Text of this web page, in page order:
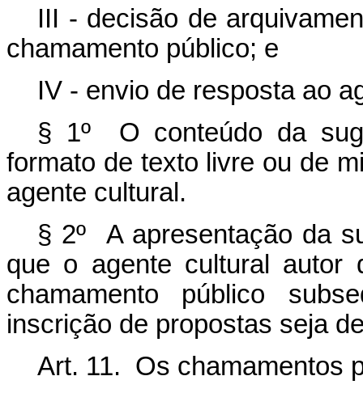
III - decisão de
chamamento público; e
IV - envio de resposta ao
§ 1º O conteúdo da
formato de texto livre ou de
agente cultural.
§ 2º A apresentação da
que o agente cultural autor
chamamento público
inscrição de propostas seja
Art. 11. Os chamamentos